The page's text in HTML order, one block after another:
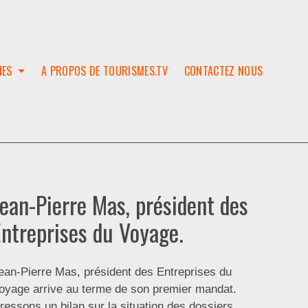
A PROPOS DE TOURISMES.TV CONTACTEZ NOUS
Pierre Mas, président des
du Voyage.
Pierre Mas, président des Entreprises du
arrive au terme de son premier mandat.